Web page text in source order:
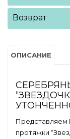
Возврат
ОПИСАНИЕ
Представляем
протяжки